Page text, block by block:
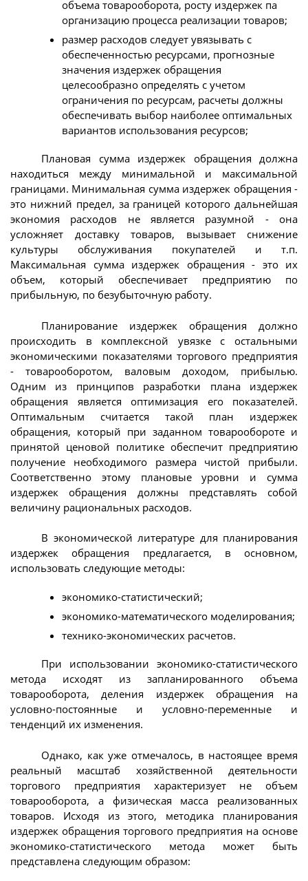
объема товарооборота, росту издержек па
организацию процесса реализации товаров;
размер расходов следует увязывать с
обеспеченностью ресурсами, прогнозные
значения издержек обращения
целесообразно определять с учетом
ограничения по ресурсам, расчеты должны
обеспечивать выбор наиболее оптимальных
вариантов использования ресурсов;
Плановая сумма издержек обращения должна
находиться между минимальной и максимальной
границами. Минимальная сумма издержек обращения -
это нижний предел, за границей которого дальнейшая
экономия расходов не является разумной - она
усложняет доставку товаров, вызывает снижение
культуры обслуживания покупателей и т.п.
Максимальная сумма издержек обращения - это их
объем, который обеспечивает предприятию по
прибыльную, по безубыточную работу.
Планирование издержек обращения должно
происходить в комплексной увязке с остальными
экономическими показателями торгового предприятия
- товарооборотом, валовым доходом, прибылью.
Одним из принципов разработки плана издержек
обращения является оптимизация его показателей.
Оптимальным считается такой план издержек
обращения, который при заданном товарообороте и
принятой ценовой политике обеспечит предприятию
получение необходимого размера чистой прибыли.
Соответственно этому плановые уровни и сумма
издержек обращения должны представлять собой
величину рациональных расходов.
В экономической литературе для планирования
издержек обращения предлагается, в основном,
использовать следующие методы:
экономико-статистический;
экономико-математического моделирования;
технико-экономических расчетов.
При использовании экономико-статистического
метода исходят из запланированного объема
товарооборота, деления издержек обращения на
условно-постоянные и условно-переменные и
тенденций их изменения.
Однако, как уже отмечалось, в настоящее время
реальный масштаб хозяйственной деятельности
торгового предприятия характеризует не объем
товарооборота, а физическая масса реализованных
товаров. Исходя из этого, методика планирования
издержек обращения торгового предприятия на основе
экономико-статистического метода может быть
представлена следующим образом: